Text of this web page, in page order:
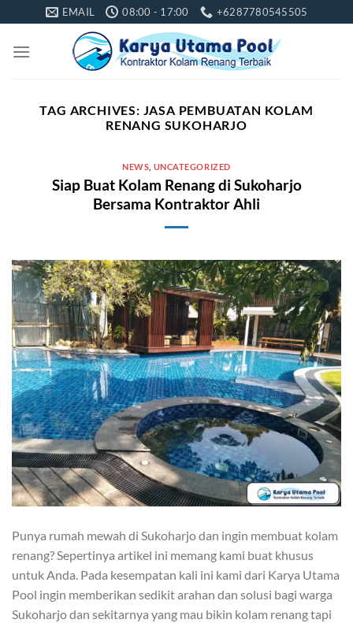
to
content
EMAIL 08:00 - 17:00 +6287780545505
TAG ARCHIVES: JASA PEMBUATAN KOLAM
RENANG SUKOHARJO
NEWS UNCATEGORIZED
Siap Buat Kolam Renang di Sukoharjo
Bersama Kontraktor Ahli
Punya rumah mewah di Sukoharjo dan ingin membuat kolam
renang? Sepertinya artikel ini memang kami buat khusus
untuk Anda. Pada kesempatan kali ini kami dari Karya Utama
Pool ingin memberikan sedikit arahan dan solusi bagi warga
Sukoharjo dan sekitarnya yang mau bikin kolam renang tapi